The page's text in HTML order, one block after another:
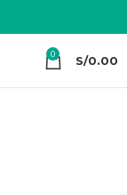
0 S/0.00